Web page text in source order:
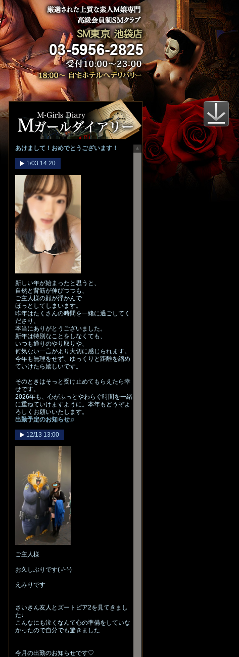
あけまして！おめでとうございます！
1/03 14:20
新しい年が始まったと思うと、
自然と背筋が伸びつつも、
ご主人様の顔が浮かんで
ほっとしてしまいます。
昨年はたくさんの時間を一緒に過ごしてく
ださり、
本当にありがとうございました。
新年は特別なことをしなくても、
いつも通りのやり取りや、
何気ない一言がより大切に感じられます。
今年も無理をせず、ゆっくりと距離を縮め
ていけたら嬉しいです。
そのときはそっと受け止めてもらえたら幸
せです。
2026年も、心がふっとやわらぐ時間を一緒
に重ねていけますように。本年もどうぞよ
ろしくお願いいたします。
出勤予定のお知らせ♫
12/13 13:00
ご主人様
お久しぶりです( ˶'ᵕ'˶)
えみりです
さいきん友人とズートピア2を見てきまし
た♩
こんなにも泣くなんて心の準備をしていな
かったので自分でも驚きました
今月の出勤のお知らせです♡